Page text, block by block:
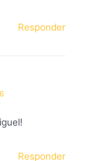
Responder
Responder